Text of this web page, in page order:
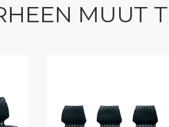
MUUT